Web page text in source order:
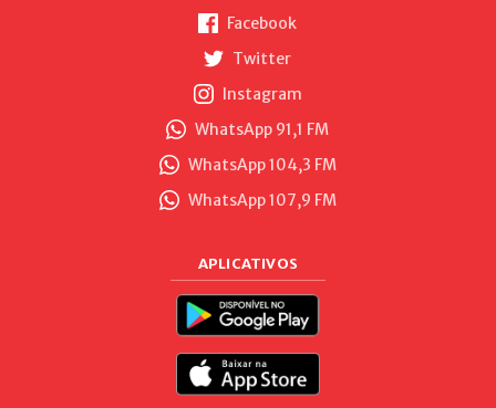
Facebook
Twitter
Instagram
WhatsApp 91,1 FM
WhatsApp 104,3 FM
WhatsApp 107,9 FM
APLICATIVOS